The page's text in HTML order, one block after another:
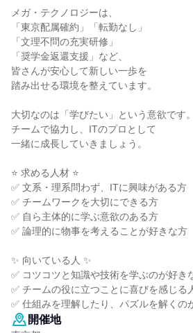
メガ・テクノロジーは、
「東京配属確約」「転勤なし」
「文理不問の充実研修」
「奨学金返還支援」など、
皆さんが安心して新しい一歩を
踏み出せる環境を整えています。
大切なのは「学びたい」という意欲です。
チームで協力し、ITのプロとして
一緒に成長していきましょう。
⭐ 求める人材 ⭐
✅ 文系・理系問わず、ITに興味がある方
✅ チームワークを大切にできる方
✅ 自ら主体的に学ぶ意欲のある方
✅ 論理的に物事を考えることが好きな方
✨ 向いている人 ✨
✅ コツコツと知識や技術を学ぶのが好き
✅ チームの役に立つことに喜びを感じる
✅ 仕組みを理解したり、パズルを解くの
開催地